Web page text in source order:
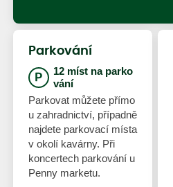
Parkování
12 míst na parko
vání
Parkovat můžete přímo
u zahradnictví, případně
najdete parkovací místa
v okolí kavárny. Při
koncertech parkování u
Penny marketu.